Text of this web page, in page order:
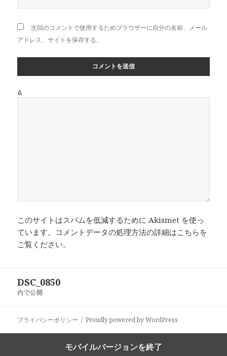
次回のコメントで使用するためブラウザーに自分の名前、メール
アドレス、サイトを保存する。
Δ
このサイトはスパムを低減するために Akismet を使っ
ています。 コメントデータの処理方法の詳細はこちらを
ご覧ください。
ー
DSC_0850
内で公開
プライバシーポリシー Proudly powered by WordPress
モバイルバージョンを終了